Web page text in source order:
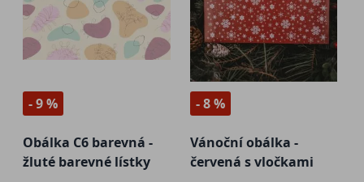
- 9 %
Obálka C6 barevná -
žluté barevné lístky
- 8 %
Vánoční obálka -
červená s vločkami